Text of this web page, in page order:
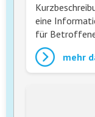
eine
für
mehr